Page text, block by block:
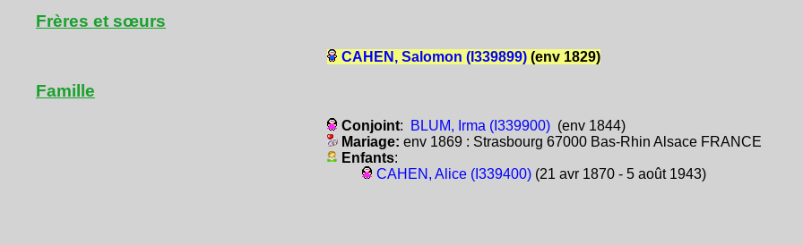
Frères et sœurs
CAHEN, Salomon (I339899) (env 1829)
Famille
Conjoint: BLUM, Irma (I339900) (env 1844)
Mariage:env 1869 : Strasbourg 67000 Bas-Rhin Alsace FRANCE
Enfants:
CAHEN, Alice (I339400) (21 avr 1870 - 5 août 1943)